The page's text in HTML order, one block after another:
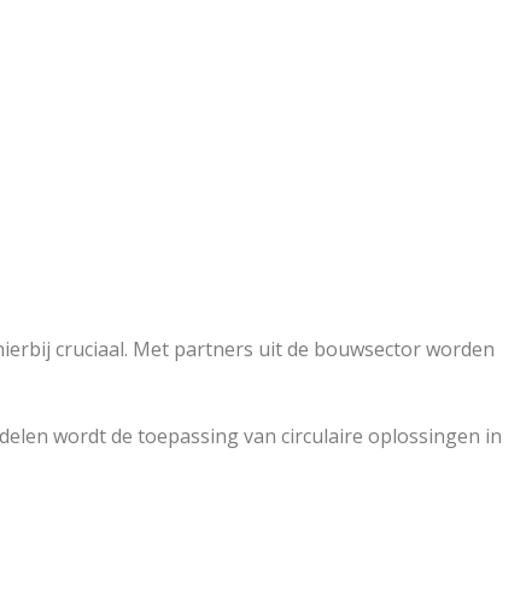
cruciaal. Met partners uit de bouwsector worden
wordt de toepassing van circulaire oplossingen in